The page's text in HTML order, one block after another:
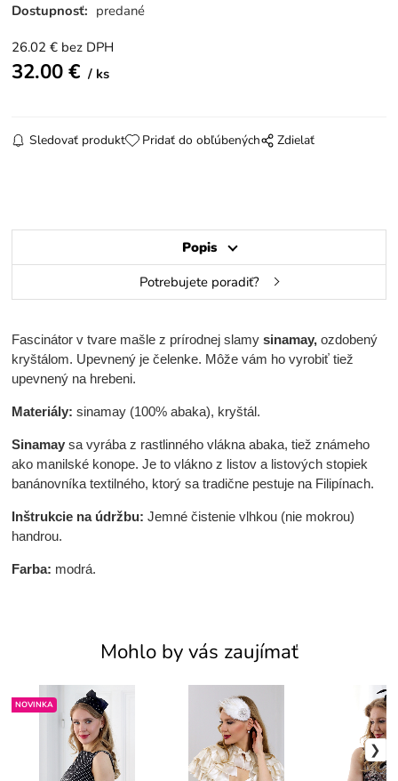
Dostupnosť: predané
26.02 € bez DPH
32.00€ ks
Sledovať produkt Pridať do obľúbených Zdielať
Popis
Potrebujete poradiť?
Fascinátor v tvare mašle z prírodnej slamysinamay, ozdobený
kryštálom. Upevnený je čelenke. Môže vám ho vyrobiť tiež
upevnený na hrebeni.
Materiály:sinamay (100% abaka), kryštál.
Sinamay sa vyrába z rastlinného vlákna abaka, tiež známeho
ako manilské konope. Je to vlákno z listov a listových stopiek
banánovníka textilného, ktorý sa tradične pestuje na Filipínach.
Inštrukcie na údržbu:Jemné čistenie vlhkou (nie mokrou)
handrou.
Farba: modrá.
Mohlo by vás zaujímať
NOVINKA